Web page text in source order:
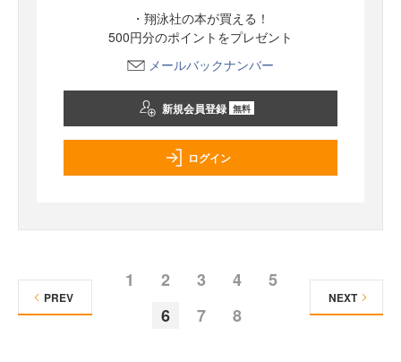
・翔泳社の本が買える！
500円分のポイントをプレゼント
メールバックナンバー
新規会員登録 無料
ログイン
1 2 3 4
5
6
7 8
PREV NEXT